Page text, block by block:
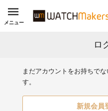
メニュー
ロ
まだアカウントをお持ちで
す。
新規会員